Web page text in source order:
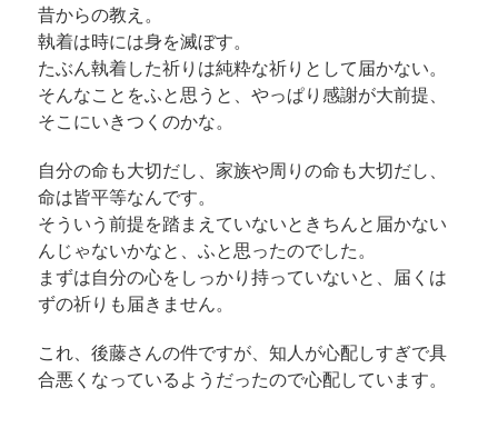
昔からの教え。
執着は時には身を滅ぼす。
たぶん執着した祈りは純粋な祈りとして届かない。
そんなことをふと思うと、やっぱり感謝が大前提、
そこにいきつくのかな。
自分の命も大切だし、家族や周りの命も大切だし、
命は皆平等なんです。
そういう前提を踏まえていないときちんと届かない
んじゃないかなと、ふと思ったのでした。
まずは自分の心をしっかり持っていないと、届くは
ずの祈りも届きません。
これ、後藤さんの件ですが、知人が心配しすぎで具
合悪くなっているようだったので心配しています。